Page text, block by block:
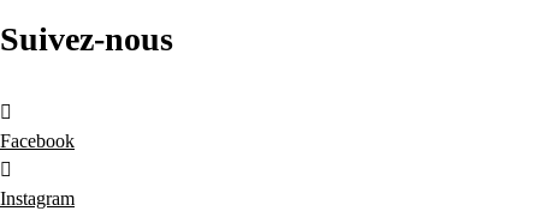
Suivez-nous
Facebook
Instagram